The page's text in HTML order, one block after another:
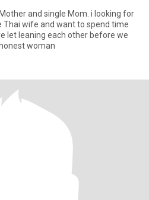
i looking for
Thai wife and want to spend time
let leaning each other before we
honest woman